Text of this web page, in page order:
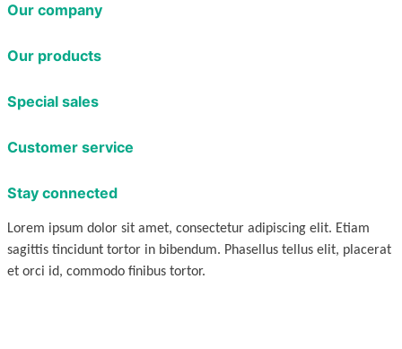
Our company
Our products
Special sales
Customer service
Stay connected
Lorem ipsum dolor sit amet, consectetur adipiscing elit. Etiam
sagittis tincidunt tortor in bibendum. Phasellus tellus elit, placerat
et orci id, commodo finibus tortor.